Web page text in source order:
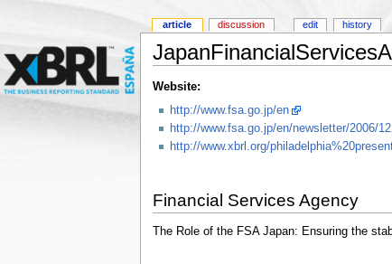
Website:
http://www.fsa.go.jp/en
http://www.fsa.go.jp/en/newsletter/2006/
http://www.xbrl.org/
Financial Services Agency
The Role of the FSA Japan: Ensuring the
article discussion edit history